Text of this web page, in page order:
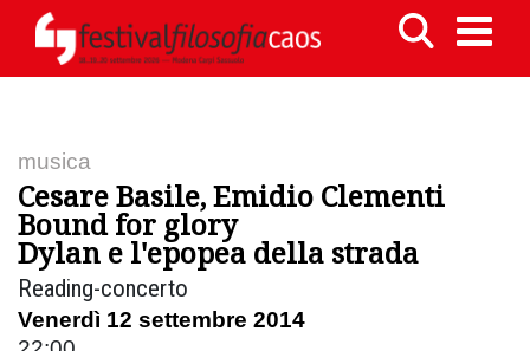
musica
Cesare Basile, Emidio Clementi
Bound for glory
Dylan e l'epopea della strada
Reading-concerto
Venerdì 12 settembre 2014